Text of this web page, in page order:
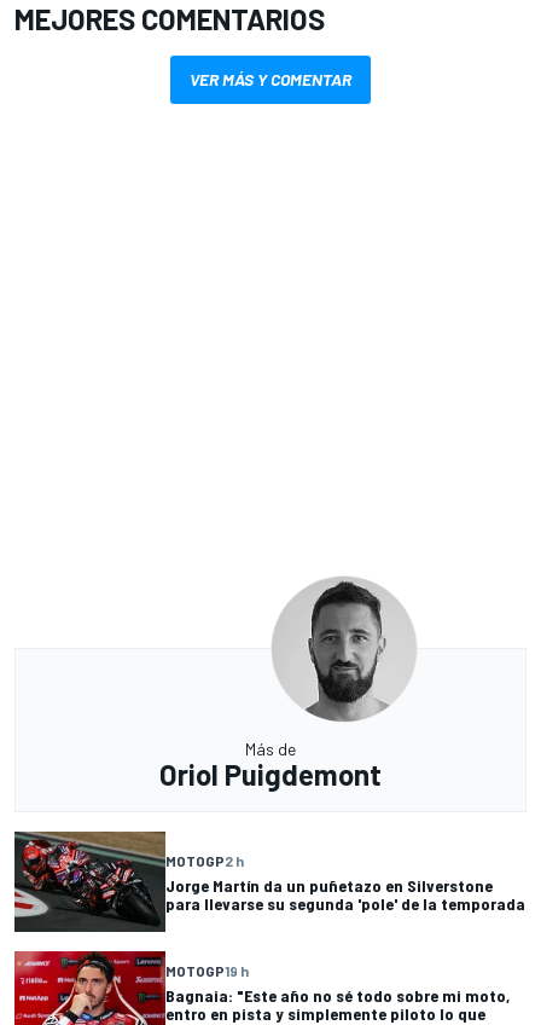
MEJORES COMENTARIOS
VER MÁS Y COMENTAR
Más de
Oriol Puigdemont
MOTOGP2 h
Jorge Martín da un puñetazo en Silverstone
para llevarse su segunda 'pole' de la temporada
MOTOGP19 h
Bagnaia: "Este año no sé todo sobre mi moto,
entro en pista y simplemente piloto lo que